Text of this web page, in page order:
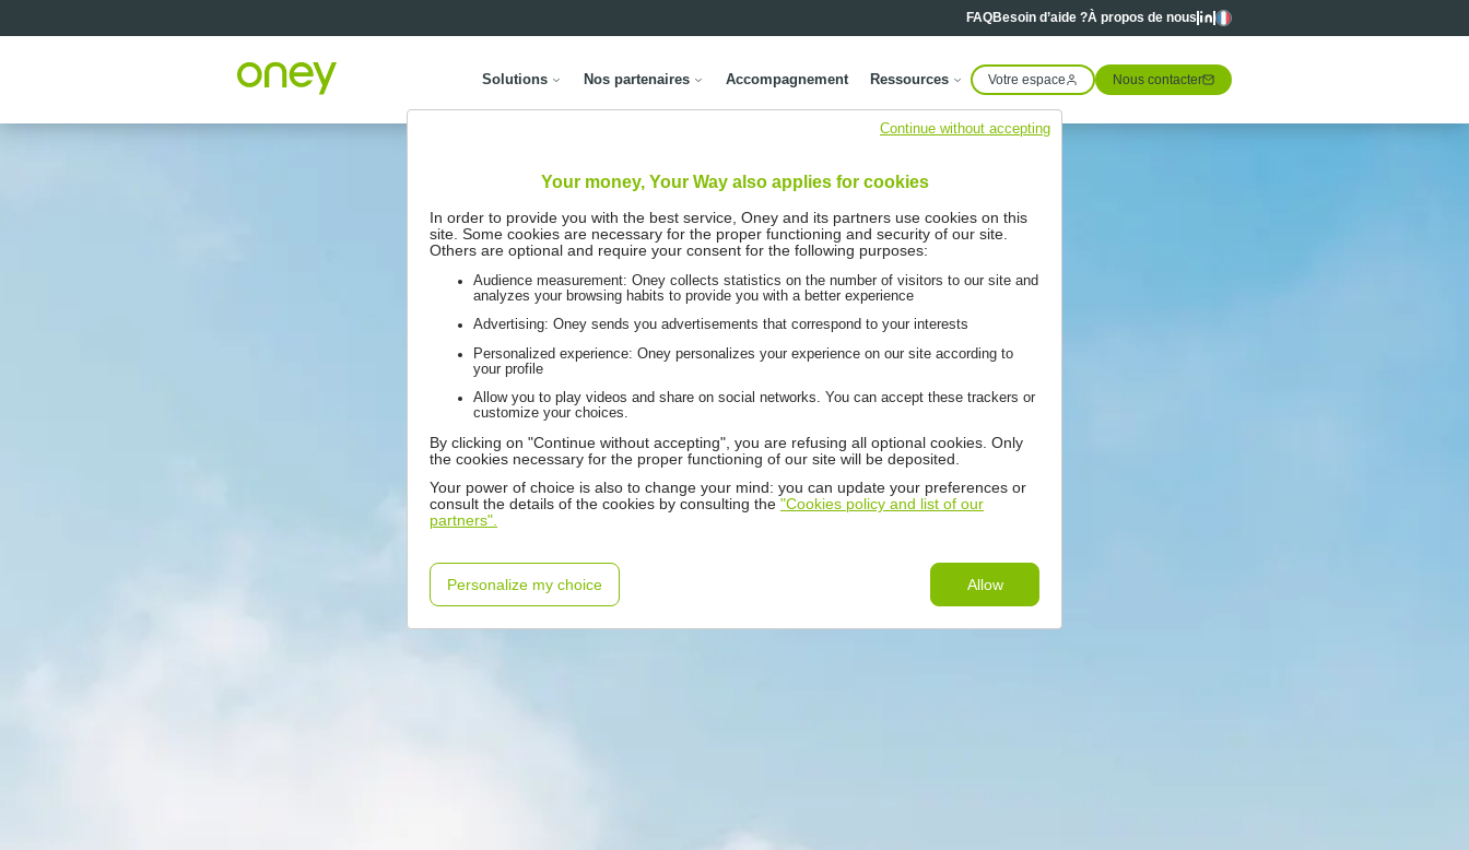
FAQBesoin d’aide ?À propos de nous Linkedin
Linkedin
Langues
Solutions Nos partenaires Accompagnement Ressources Votre espace Nous contacter
Your money, Your Way also applies for cookies
In order to provide you with the best service, Oney and its partners use cookies on this
site. Some cookies are necessary for the proper functioning and security of our site.
Others are optional and require your consent for the following purposes:
Audience measurement: Oney collects statistics on the number of visitors to our site and
analyzes your browsing habits to provide you with a better experience
Advertising: Oney sends you advertisements that correspond to your interests
Personalized experience: Oney personalizes your experience on our site according to
your profile
Allow you to play videos and share on social networks. You can accept these trackers or
customize your choices.
By clicking on "Continue without accepting", you are refusing all optional cookies. Only
the cookies necessary for the proper functioning of our site will be deposited.
Your power of choice is also to change your mind: you can update your preferences or
consult the details of the cookies by consulting the "Cookies policy and list of our
partners".
Personalize my choice Allow
Continue without accepting